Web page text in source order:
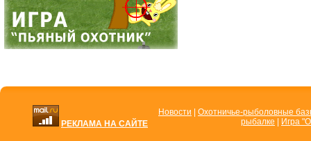
РЕКЛАМА НА САЙТЕ
Новости
Охотничье-рыболовные
рыбалке
Игра